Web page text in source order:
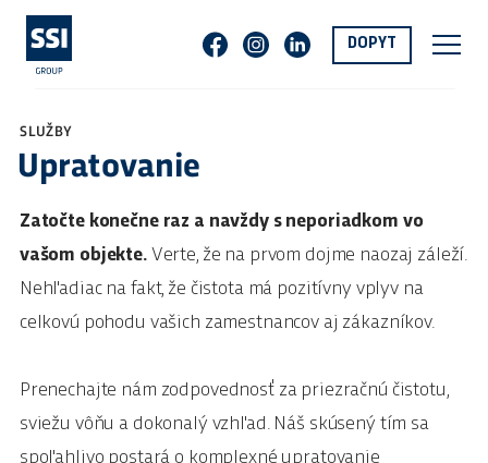
DOPYT
SLUŽBY
Upratovanie
Zatočte konečne raz a navždy s neporiadkom vo
vašom objekte.Verte, že na prvom dojme naozaj záleží.
Nehľadiac na fakt, že čistota má pozitívny vplyv na
celkovú pohodu vašich zamestnancov aj zákazníkov.
Prenechajte nám zodpovednosť za priezračnú čistotu,
sviežu vôňu a dokonalý vzhľad. Náš skúsený tím sa
spoľahlivo postará o komplexné upratovanie